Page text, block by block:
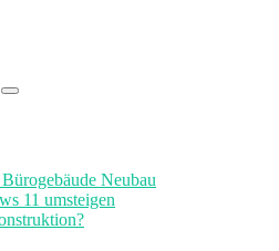
Neubau
11 umsteigen